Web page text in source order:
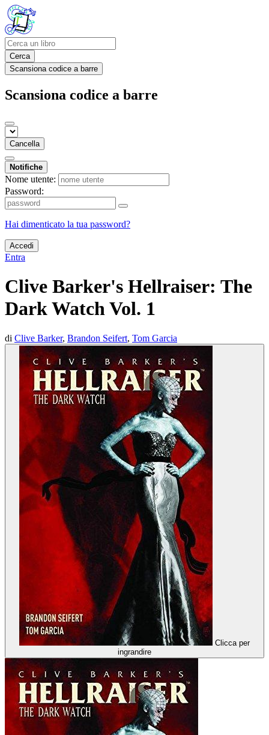
Cerca
Scansiona codice a barre
Scansiona codice a barre
Cancella
Notifiche
Nome utente:
Password:
Hai dimenticato la tua password?
Accedi
Entra
Clive Barker's Hellraiser: The
Dark Watch Vol. 1
di Clive Barker, Brandon Seifert, Tom Garcia
Clicca per
ingrandire